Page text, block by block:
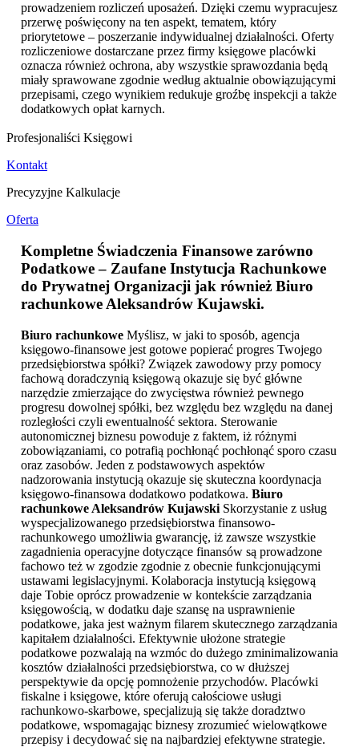
prowadzeniem rozliczeń uposażeń. Dzięki czemu wypracujesz
przerwę poświęcony na ten aspekt, tematem, który
priorytetowe – poszerzanie indywidualnej działalności. Oferty
rozliczeniowe dostarczane przez firmy księgowe placówki
oznacza również ochrona, aby wszystkie sprawozdania będą
miały sprawowane zgodnie według aktualnie obowiązującymi
przepisami, czego wynikiem redukuje groźbę inspekcji a także
dodatkowych opłat karnych.
Profesjonaliści Księgowi
Kontakt
Precyzyjne Kalkulacje
Oferta
Kompletne Świadczenia Finansowe zarówno
Podatkowe – Zaufane Instytucja Rachunkowe
do Prywatnej Organizacji jak również Biuro
rachunkowe Aleksandrów Kujawski.
Biuro rachunkowe Myślisz, w jaki to sposób, agencja
księgowo-finansowe jest gotowe popierać progres Twojego
przedsiębiorstwa spółki? Związek zawodowy przy pomocy
fachową doradczynią księgową okazuje się być główne
narzędzie zmierzające do zwycięstwa również pewnego
progresu dowolnej spółki, bez względu bez względu na danej
rozległości czyli ewentualność sektora. Sterowanie
autonomicznej biznesu powoduje z faktem, iż różnymi
zobowiązaniami, co potrafią pochłonąć pochłonąć sporo czasu
oraz zasobów. Jeden z podstawowych aspektów
nadzorowania instytucją okazuje się skuteczna koordynacja
księgowo-finansowa dodatkowo podatkowa. Biuro
rachunkowe Aleksandrów Kujawski Skorzystanie z usług
wyspecjalizowanego przedsiębiorstwa finansowo-
rachunkowego umożliwia gwarancję, iż zawsze wszystkie
zagadnienia operacyjne dotyczące finansów są prowadzone
fachowo też w zgodzie zgodnie z obecnie funkcjonującymi
ustawami legislacyjnymi. Kolaboracja instytucją księgową
daje Tobie oprócz prowadzenie w kontekście zarządzania
księgowością, w dodatku daje szansę na usprawnienie
podatkowe, jaka jest ważnym filarem skutecznego zarządzania
kapitałem działalności. Efektywnie ułożone strategie
podatkowe pozwalają na wzmóc do dużego zminimalizowania
kosztów działalności przedsiębiorstwa, co w dłuższej
perspektywie da opcję pomnożenie przychodów. Placówki
fiskalne i księgowe, które oferują całościowe usługi
rachunkowo-skarbowe, specjalizują się także doradztwo
podatkowe, wspomagając biznesy zrozumieć wielowątkowe
przepisy i decydować się na najbardziej efektywne strategie.